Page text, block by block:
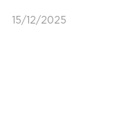
15/12/2025